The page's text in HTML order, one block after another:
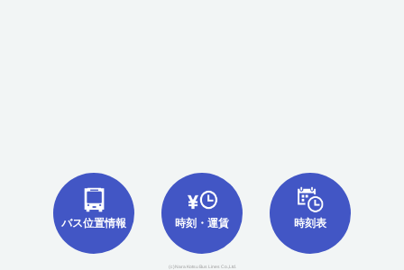
バス位置情報 時刻・運賃 時刻表
(c)Nara Kotsu Bus Lines Co.,Ltd.